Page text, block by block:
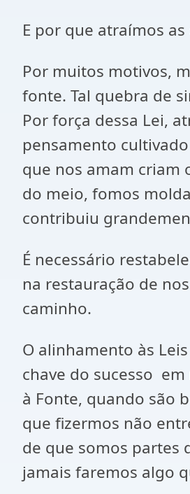
E por que atraímos
Por muitos motivos,
fonte. Tal quebra de
Por força dessa Lei,
pensamento
que nos amam criam
do meio, fomos
contribuiu
É necessário
na restauração de
caminho.
O alinhamento às
chave do sucesso
à Fonte, quando são
que fizermos não
de que somos partes
jamais faremos algo